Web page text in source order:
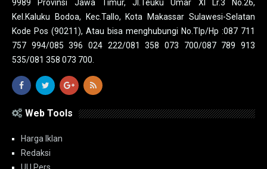
9989 Provinsi Jawa Timur, Jl.Teuku Umar XI Lr.3 No.26,
Kel.Kaluku Bodoa, Kec.Tallo, Kota Makassar Sulawesi-Selatan
Kode Pos (90211), Atau bisa menghubungi No.Tlp/Hp :087 711
757 994/085 396 024 222/081 358 073 700/087 789 913
535/081 358 073 700.
Web Tools
Harga Iklan
Redaksi